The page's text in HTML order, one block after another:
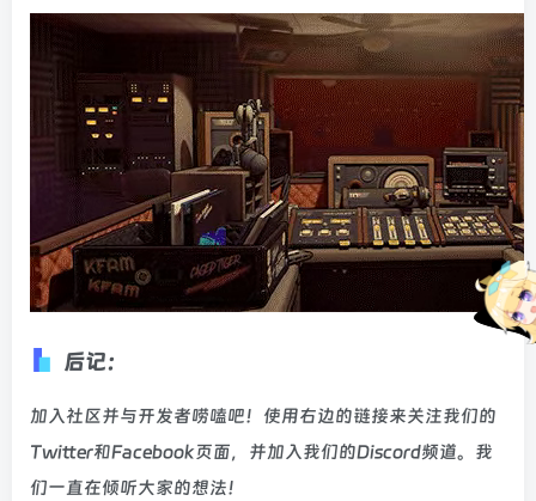
后记：
加入社区并与开发者唠嗑吧！使用右边的链接来关注我们的
Twitter和Facebook页面，并加入我们的Discord频道。我
们一直在倾听大家的想法！